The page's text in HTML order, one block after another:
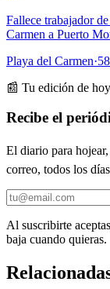
Fallece trabajador
Carmen a Puerto
Playa del Carmen·
📰 Tu edición de hoy
Recibe el
El diario para
correo, todos los
Al suscribirte
baja cuando quieras.